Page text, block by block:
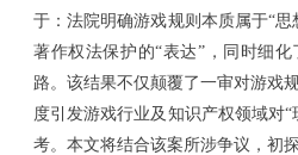
于：法院明确游戏规则本质属于“
著作权法保护的“表达”，同时细
路。该结果不仅颠覆了一审对游戏
度引发游戏行业及知识产权领域对
考。本文将结合该案所涉争议，初